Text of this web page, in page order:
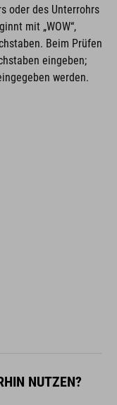
oder des Unterrohrs
mit „WOW“,
Beim Prüfen
eingeben;
werden.
NUTZEN?